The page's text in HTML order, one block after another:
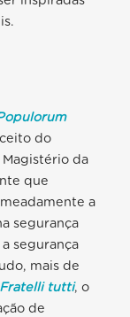
do
da
que
a
segurança
segurança
mais de
Fratelli tutti, o
de